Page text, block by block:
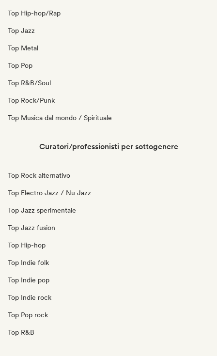
Top Hip-hop/Rap
Top Jazz
Top Metal
Top Pop
Top R&B/Soul
Top Rock/Punk
Top Musica dal mondo / Spirituale
Curatori/professionisti per sottogenere
Top Rock alternativo
Top Electro Jazz / Nu Jazz
Top Jazz sperimentale
Top Jazz fusion
Top Hip-hop
Top Indie folk
Top Indie pop
Top Indie rock
Top Pop rock
Top R&B